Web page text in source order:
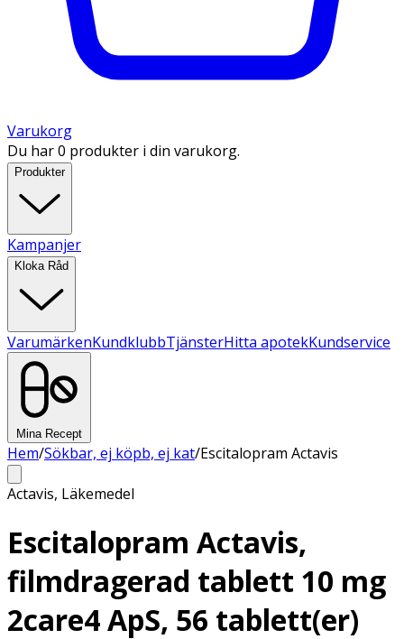
Varukorg
Du har 0 produkter i din varukorg.
Produkter
Kampanjer
Kloka Råd
VarumärkenKundklubbTjänsterHitta apotekKundservice
Mina Recept
Hem/Sökbar, ej köpb, ej kat/Escitalopram Actavis
Actavis, Läkemedel
Escitalopram Actavis,
filmdragerad tablett 10 mg
2care4 ApS, 56 tablett(er)